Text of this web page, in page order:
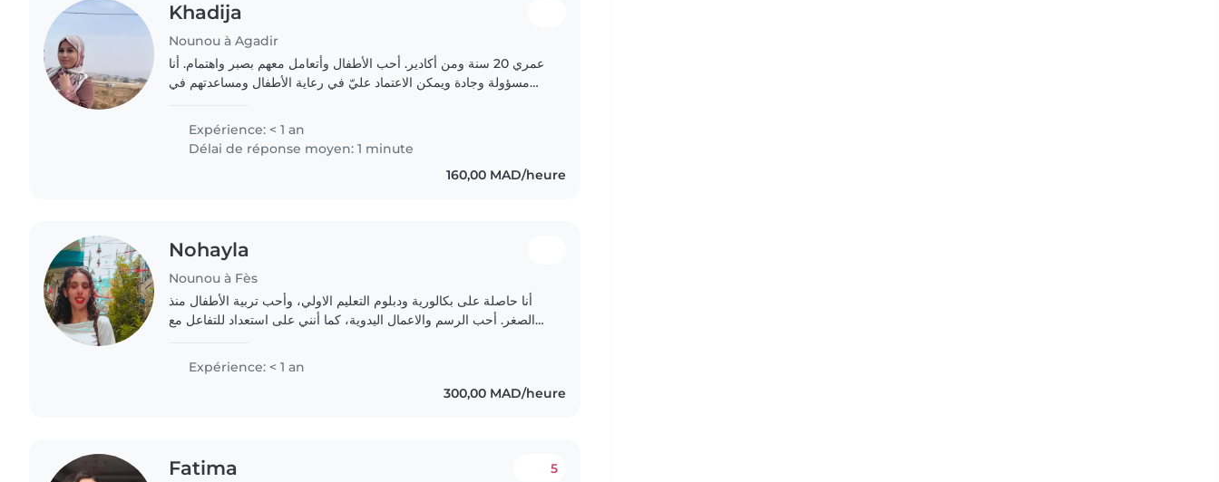
Khadija
Nounou à Agadir
عمري 20 سنة ومن أكادير. أحب الأطفال وأتعامل معهم بصبر واهتمام. أنا
مسؤولة وجادة ويمكن الاعتماد عليّ في رعاية الأطفال ومساعدتهم في
Expérience: < 1 an
Délai de réponse moyen: 1 minute
160,00 MAD/heure
Nohayla
Nounou à Fès
أنا حاصلة على بكالورية ودبلوم التعليم الاولي، وأحب تربية الأطفال منذ
الصغر. أحب الرسم والاعمال اليدوية، كما أنني على استعداد للتفاعل مع
Expérience: < 1 an
300,00 MAD/heure
Fatima 5